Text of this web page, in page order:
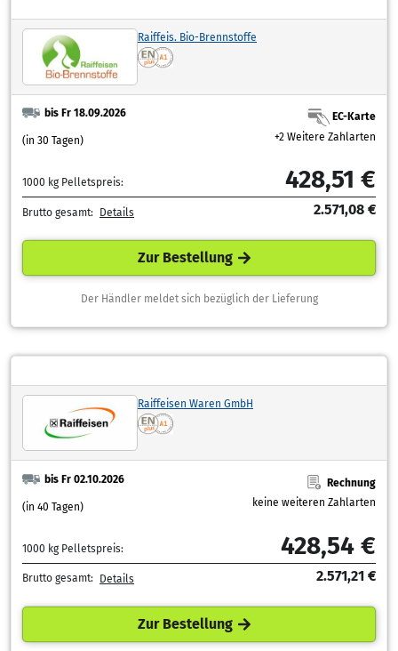
Raiffeis. Bio-Brennstoffe
bis Fr 18.09.2026
(in 30 Tagen)
EC-Karte
+2 Weitere Zahlarten
1000 kg Pelletspreis: 428,51 €
Brutto gesamt: Details 2.571,08 €
Zur Bestellung
Der Händler meldet sich bezüglich der Lieferung
Raiffeisen Waren GmbH
bis Fr 02.10.2026
(in 40 Tagen)
Rechnung
keine weiteren Zahlarten
1000 kg Pelletspreis: 428,54 €
Brutto gesamt: Details 2.571,21 €
Zur Bestellung